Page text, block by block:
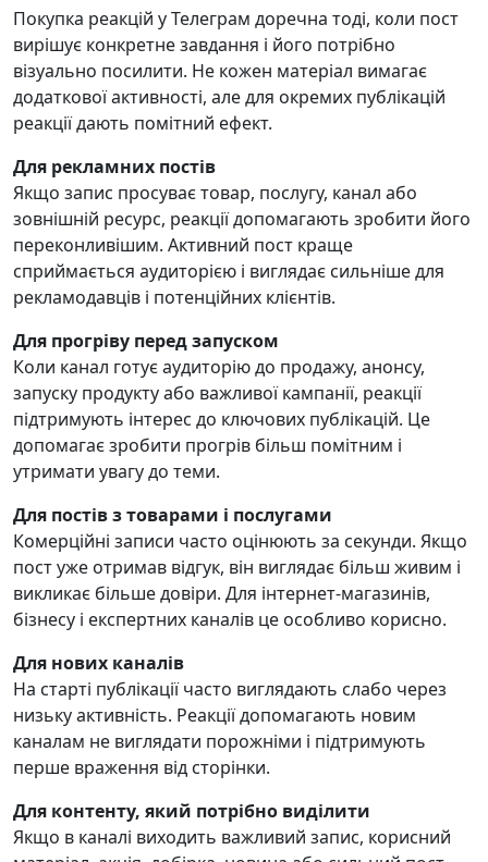
Покупка реакцій у Телеграм доречна тоді, коли пост
вирішує конкретне завдання і його потрібно
візуально посилити. Не кожен матеріал вимагає
додаткової активності, але для окремих публікацій
реакції дають помітний ефект.
Для рекламних постів
Якщо запис просуває товар, послугу, канал або
зовнішній ресурс, реакції допомагають зробити його
переконливішим. Активний пост краще
сприймається аудиторією і виглядає сильніше для
рекламодавців і потенційних клієнтів.
Для прогріву перед запуском
Коли канал готує аудиторію до продажу, анонсу,
запуску продукту або важливої кампанії, реакції
підтримують інтерес до ключових публікацій. Це
допомагає зробити прогрів більш помітним і
утримати увагу до теми.
Для постів з товарами і послугами
Комерційні записи часто оцінюють за секунди. Якщо
пост уже отримав відгук, він виглядає більш живим і
викликає більше довіри. Для інтернет-магазинів,
бізнесу і експертних каналів це особливо корисно.
Для нових каналів
На старті публікації часто виглядають слабо через
низьку активність. Реакції допомагають новим
каналам не виглядати порожніми і підтримують
перше враження від сторінки.
Для контенту, який потрібно виділити
Якщо в каналі виходить важливий запис, корисний